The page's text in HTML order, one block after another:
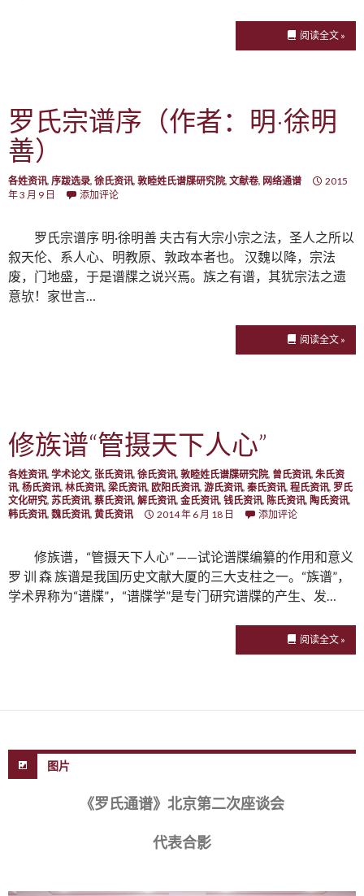
阅读全文 »
罗氏宗谱序（作者：明·徐明
善）
各姓资讯, 序跋选录, 徐氏资讯, 敦睦姓氏谱牒研究院, 文献卷, 网络通谱
2015
年 3 月 9 日
添加评论
罗氏宗谱序 明·徐明善 夫古有大宗小宗之法，圣人之所以
叙天伦、系人心、明教原、敦政本者也。 汉魏以降，宗法
废，门地盛，于是谱牒之说兴焉。族之有谱，其犹宗法之遗
意欤！家世言…
阅读全文 »
修族谱“管摄天下人心”
各姓资讯, 学术论文, 张氏资讯, 徐氏资讯, 敦睦姓氏谱牒研究院, 曾氏资讯, 朱氏资
讯, 杨氏资讯, 林氏资讯, 梁氏资讯, 欧阳氏资讯, 游氏资讯, 秦氏资讯, 程氏资讯, 罗氏
文化研究, 苏氏资讯, 蔡氏资讯, 解氏资讯, 金氏资讯, 钱氏资讯, 陈氏资讯, 陶氏资讯,
韩氏资讯, 魏氏资讯, 黄氏资讯 2014 年 6 月 18 日 添加评论
修族谱，“管摄天下人心” ——试论谱牒编纂的作用和意义
罗 训 森 族谱是我国历史文献大厦的三大支柱之一。“族谱”，
学术界称为“谱牒”，“谱牒学”是专门研究谱牒的产生、发…
阅读全文 »
图片
《罗氏通谱》北京第二次座谈会
代表合影